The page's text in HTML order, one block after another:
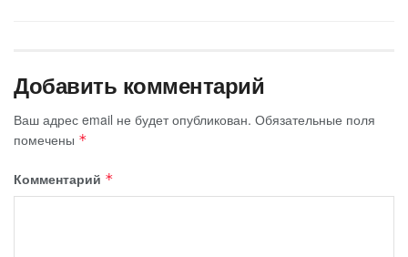
Добавить комментарий
Ваш адрес email не будет опубликован. Обязательные поля
помечены *
Комментарий *